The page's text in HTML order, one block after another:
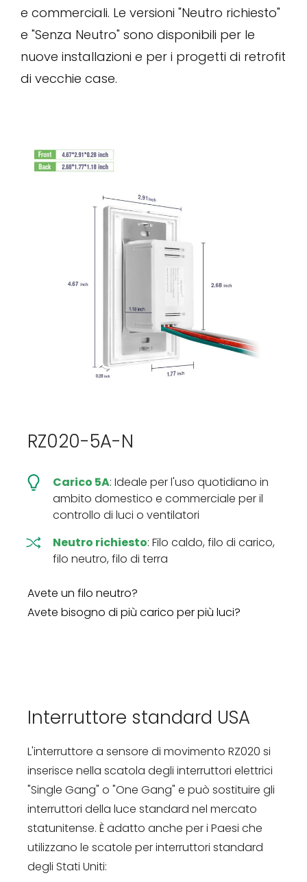
e commerciali. Le versioni "Neutro richiesto"
e "Senza Neutro" sono disponibili per le
nuove installazioni e per i progetti di retrofit
di vecchie case.
RZ020-5A-N
Carico 5A: Ideale per l'uso quotidiano in
ambito domestico e commerciale per il
controllo di luci o ventilatori
Neutro richiesto: Filo caldo, filo di carico,
filo neutro, filo di terra
Avete un filo neutro?
Avete bisogno di più carico per più luci?
Interruttore standard USA
L'interruttore a sensore di movimento RZ020 si
inserisce nella scatola degli interruttori elettrici
"Single Gang" o "One Gang" e può sostituire gli
interruttori della luce standard nel mercato
statunitense. È adatto anche per i Paesi che
utilizzano le scatole per interruttori standard
degli Stati Uniti: